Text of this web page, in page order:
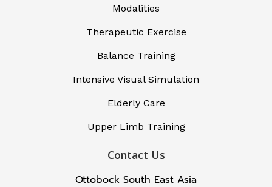
Modalities
Therapeutic Exercise
Balance Training
Intensive Visual Simulation
Elderly Care
Upper Limb Training
Contact Us
Ottobock South East Asia